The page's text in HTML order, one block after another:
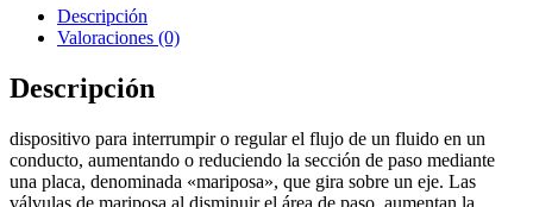
palanca
cantidad
Descripción
Valoraciones (0)
Descripción
dispositivo para interrumpir o regular el flujo de un fluido en un
conducto, aumentando o reduciendo la sección de paso mediante
una placa, denominada «mariposa», que gira sobre un eje. Las
válvulas de mariposa al disminuir el área de paso, aumentan la